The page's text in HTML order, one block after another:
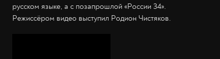
русском языке, а с позапрошлой «России 34».
Режиссёром видео выступил Родион Чистяков.